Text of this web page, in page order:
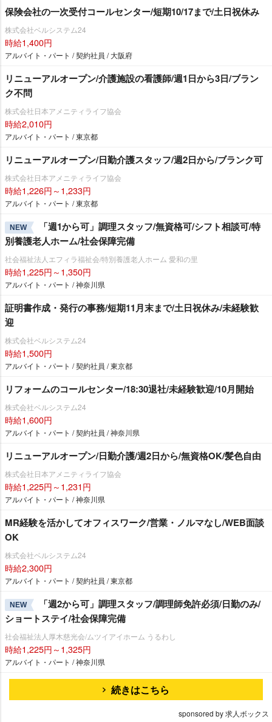
保険会社の一次受付コールセンター/短期10/17まで/土日祝休み
株式会社ベルシステム24
時給1,400円
アルバイト・パート / 契約社員 / 大阪府
リニューアルオープン/介護施設の看護師/週1日から3日/ブラン
ク不問
株式会社日本アメニティライフ協会
時給2,010円
アルバイト・パート / 東京都
リニューアルオープン/日勤介護スタッフ/週2日から/ブランク可
株式会社日本アメニティライフ協会
時給1,226円～1,233円
アルバイト・パート / 東京都
NEW
「週1から可」調理スタッフ/無資格可/シフト相談可/特
別養護老人ホーム/社会保障完備
社会福祉法人エフィラ福祉会/特別養護老人ホーム 愛和の里
時給1,225円～1,350円
アルバイト・パート / 神奈川県
証明書作成・発行の事務/短期11月末まで/土日祝休み/未経験歓
迎
株式会社ベルシステム24
時給1,500円
アルバイト・パート / 契約社員 / 東京都
リフォームのコールセンター/18:30退社/未経験歓迎/10月開始
株式会社ベルシステム24
時給1,600円
アルバイト・パート / 契約社員 / 神奈川県
リニューアルオープン/日勤介護/週2日から/無資格OK/髪色自由
株式会社日本アメニティライフ協会
時給1,225円～1,231円
アルバイト・パート / 神奈川県
MR経験を活かしてオフィスワーク/営業・ノルマなし/WEB面談
OK
株式会社ベルシステム24
時給2,300円
アルバイト・パート / 契約社員 / 東京都
NEW
「週2から可」調理スタッフ/調理師免許必須/日勤のみ/
ショートステイ/社会保障完備
社会福祉法人厚木慈光会/ムツイアイホーム うるわし
時給1,225円～1,325円
アルバイト・パート / 神奈川県
続きはこちら
sponsored by 求人ボックス